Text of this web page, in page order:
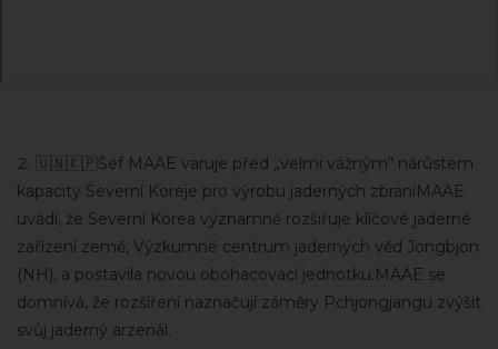
🇺🇳🇰🇵Šéf MAAE varuje před „velmi vážným“ nárůstem
kapacity Severní Koreje pro výrobu jaderných zbraníMAAE
uvádí, že Severní Korea významně rozšiřuje klíčové jaderné
zařízení země, Výzkumné centrum jaderných věd Jongbjon
(NH), a postavila novou obohacovací jednotku.MAAE se
domnívá, že rozšíření naznačují záměry Pchjongjangu zvýšit
svůj jaderný arzenál.